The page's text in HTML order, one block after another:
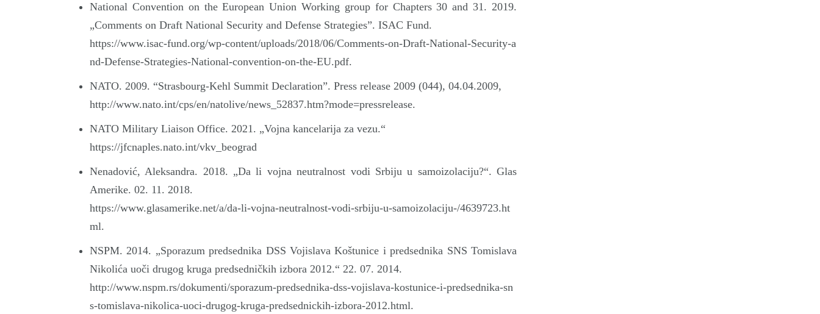
National Convention on the European Union Working group for Chapters 30 and 31. 2019.
„Comments on Draft National Security and Defense Strategies”. ISAC Fund.
https://www.isac-fund.org/wp-content/uploads/2018/06/Comments-on-Draft-National-Security-a
nd-Defense-Strategies-National-convention-on-the-EU.pdf.
NATO. 2009. “Strasbourg-Kehl Summit Declaration”. Press release 2009 (044), 04.04.2009,
http://www.nato.int/cps/en/natolive/news_52837.htm?mode=pressrelease.
NATO Military Liaison Office. 2021. „Vojna kancelarija za vezu.“
https://jfcnaples.nato.int/vkv_beograd
Nenadović, Aleksandra. 2018. „Da li vojna neutralnost vodi Srbiju u samoizolaciju?“. Glas
Amerike. 02. 11. 2018.
https://www.glasamerike.net/a/da-li-vojna-neutralnost-vodi-srbiju-u-samoizolaciju-/4639723.ht
ml.
NSPM. 2014. „Sporazum predsednika DSS Vojislava Koštunice i predsednika SNS Tomislava
Nikolića uoči drugog kruga predsedničkih izbora 2012.“ 22. 07. 2014.
http://www.nspm.rs/dokumenti/sporazum-predsednika-dss-vojislava-kostunice-i-predsednika-sn
s-tomislava-nikolica-uoci-drugog-kruga-predsednickih-izbora-2012.html.